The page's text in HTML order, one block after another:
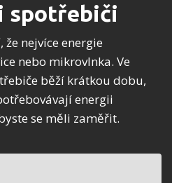
spotřebiči
nejvíce energie
nebo mikrovlnka. Ve
běží krátkou dobu,
energii
se měli zaměřit.